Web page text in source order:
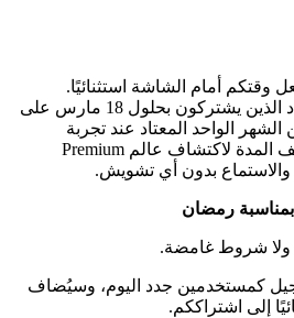
وقتكم أمام الشاشة استثنائيًا.
سيحصل المستخدمون الجدد الذين يشتركون بحلول 18 مارس على
الواحد المعتاد عند تجربة
YouTube Premium، أي ضعف المدة لاكتشاف عالم Premium
والاستماع بدون أي تشويش.
ولا شروط غامضة.
كمستخدمين جدد اليوم، وسيُضاف
إلى اشتراككم.